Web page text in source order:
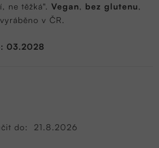
ne těžká". Vegan, bez glutenu,
v ČR.
03.2028
do:
21.8.2026